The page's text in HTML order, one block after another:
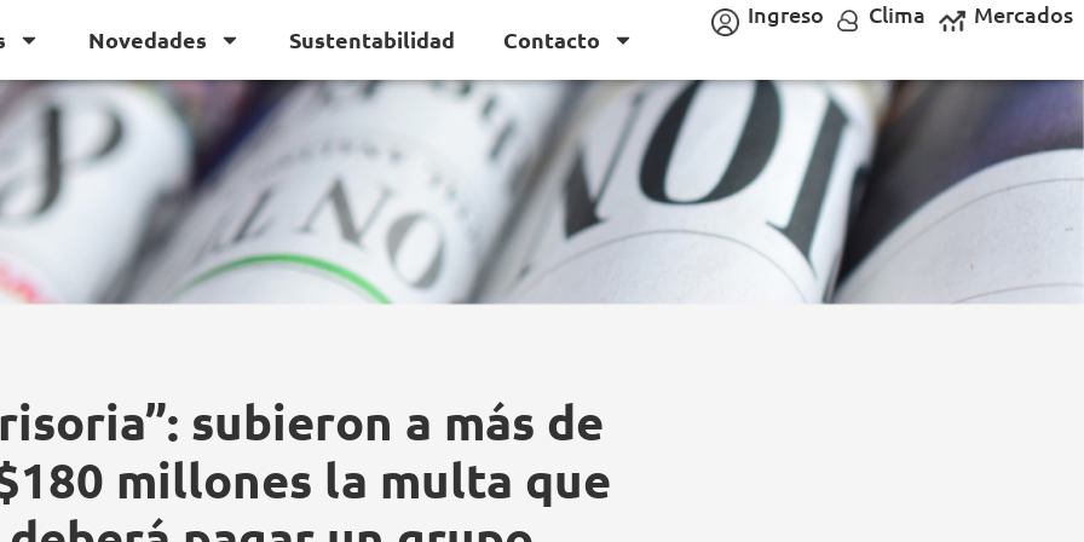
Novedades Sustentabilidad Contacto
Ingreso Clima Mercados
subieron a más de
millones la multa que